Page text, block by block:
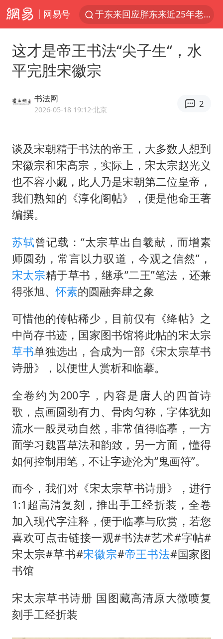
网易号
于东来回应胖东来近25年老店年底关闭
刘嘉玲晒与周星驰合照
央视新主播李秋莹母校发文祝贺
国足U17与阿森纳决赛取消 并列冠军
上海全力守护市民“菜篮子”
暑期研学游升温 在旅途中增长知识
猫咪过火把节被抹成黑猫
以军士兵把枪口对准中国记者
云南一男子胃中取出180颗铁钉
曹颖儿子首次演长剧
“开学三件套”全线暴涨
总书记点赞的非遗苗绣焕发新生机
这才是帝王书法“尖子生“，水
平完胜宋徽宗
书法网
2026-05-18 19:12·北京
2
谈及宋朝精于书法的帝王，大多数人想到
宋徽宗和宋高宗，实际上， 宋太宗赵光义
也不容小觑，此人乃是宋朝第二位皇帝，
我们熟知的《淳化阁帖》，便是他命王著
编撰。
苏轼曾记载：“太宗草出自羲献，而增素
师圆劲，常言以力驭道，今观之信然”，
宋太宗精于草书，继承“二王”笔法，还兼
得张旭、怀素的圆融奔肆之象
可惜他的传帖稀少，目前仅有《绛帖》之
中尚存书迹，国家图书馆将此帖的宋太宗
草书单独选出，合成为一部《宋太宗草书
诗册》，以便世人赏析和临摹。
全卷约为200字，内容是唐人的四首诗
歌，点画圆劲有力、骨肉匀称，字体犹如
流水一般灵动自然，非常值得临摹，一方
面学习魏晋草法和韵致，另一方面，懂得
如何控制用笔，不让字迹沦为“鬼画符”。
而今，我们对《宋太宗草书诗册》，进行
1:1超高清复刻，推出手工经折装，全卷
加入现代字注释，便于临摹与欣赏，若您
喜欢可点击链接一观#书法#艺术#字帖#
宋太宗#草书#宋徽宗#帝王书法#国家图
书馆
宋太宗草书诗册 国图藏高清原大微喷复
刻手工经折装